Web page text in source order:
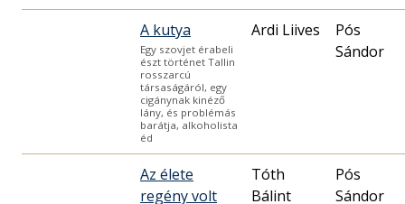
A kutya
Egy szovjet érabeli
észt történet Tallin
rosszarcú
társaságáról, egy
cigánynak kinéző
lány, és problémás
barátja, alkoholista
éd
Ardi Liives
Pós
Sándor
Az élete
regény volt
Tóth
Bálint
Pós
Sándor